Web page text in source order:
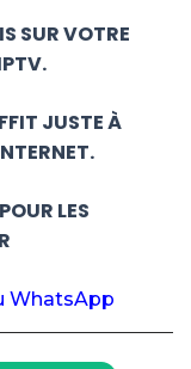
SUR VOTRE
JUSTE À
LES
WhatsApp